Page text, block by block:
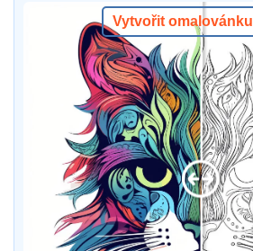
Vytvořit